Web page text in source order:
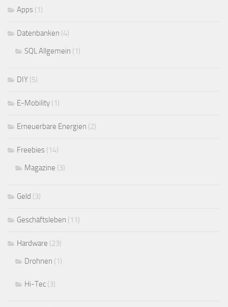
Apps (1)
Datenbanken (4)
SQL Allgemein (1)
DIY (5)
E-Mobility (1)
Erneuerbare Energien (2)
Freebies (14)
Magazine (3)
Geld (3)
Geschäftsleben (11)
Hardware (23)
Drohnen (1)
Hi-Tec (3)